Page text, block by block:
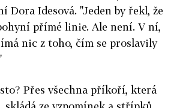
Dora Idesová. "Jeden by řekl, že
přímé linie. Ale není. V ní,
nic z toho, čím se proslavily
Přes všechna příkoří, která